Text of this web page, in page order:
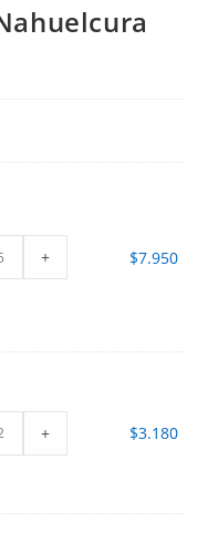
+ $7.950
+ $3.180